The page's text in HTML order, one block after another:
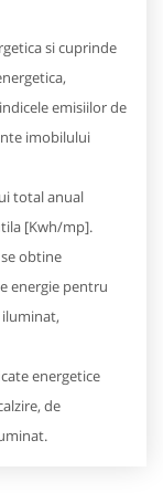
si cuprinde
emisiilor de
imobilului
total anual
[Kwh/mp].
obtine
energie pentru
iluminat,
energetice
de